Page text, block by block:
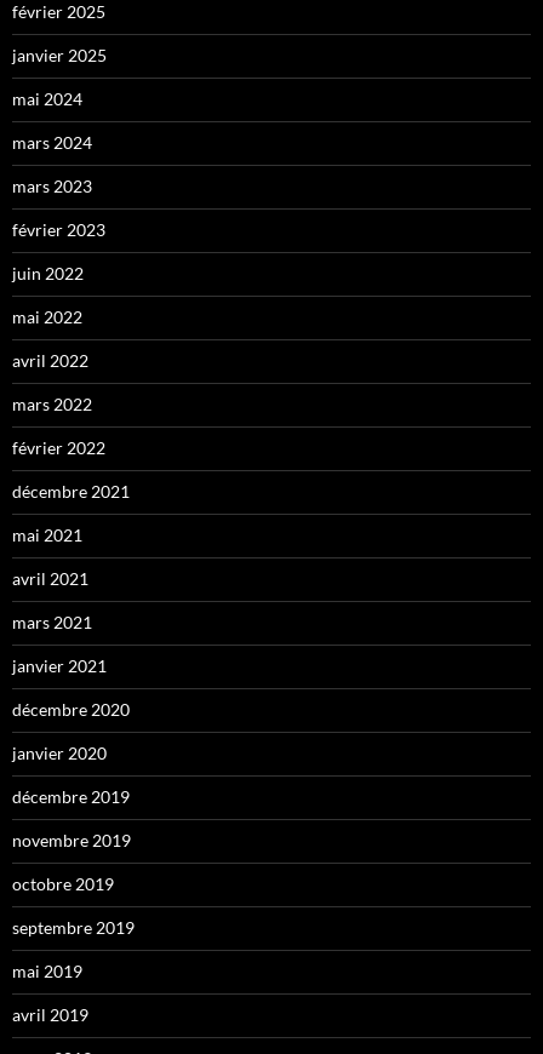
février 2025
janvier 2025
mai 2024
mars 2024
mars 2023
février 2023
juin 2022
mai 2022
avril 2022
mars 2022
février 2022
décembre 2021
mai 2021
avril 2021
mars 2021
janvier 2021
décembre 2020
janvier 2020
décembre 2019
novembre 2019
octobre 2019
septembre 2019
mai 2019
avril 2019